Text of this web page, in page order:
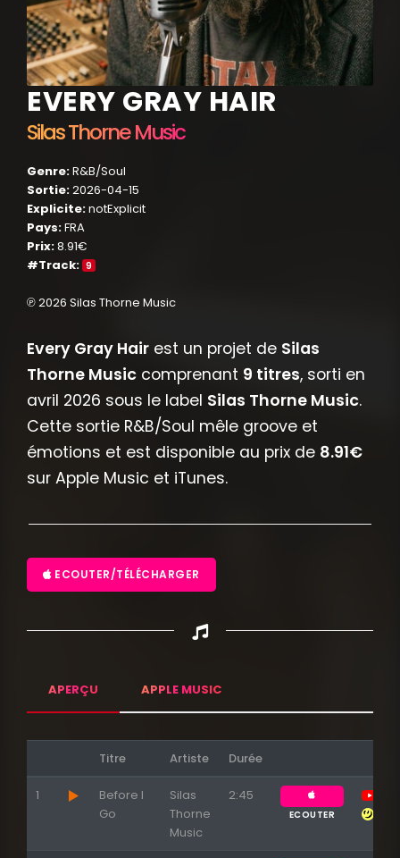
EVERY GRAY HAIR
Silas Thorne Music
Genre:R&B/Soul
Sortie:2026-04-15
Explicite:notExplicit
Pays:FRA
Prix:8.91€
#Track: 9
℗ 2026 Silas Thorne Music
Every Gray Hair est un projet de Silas
Thorne Music comprenant 9 titres, sorti en
avril 2026 sous le label Silas Thorne Music.
Cette sortie R&B/Soul mêle groove et
émotions et est disponible au prix de 8.91€
sur Apple Music et iTunes.
ECOUTER/TÉLÉCHARGER
APERÇU APPLE MUSIC
Titre Artiste Durée
1
Before I
Go
Silas
Thorne
Music
2:45
ECOUTER